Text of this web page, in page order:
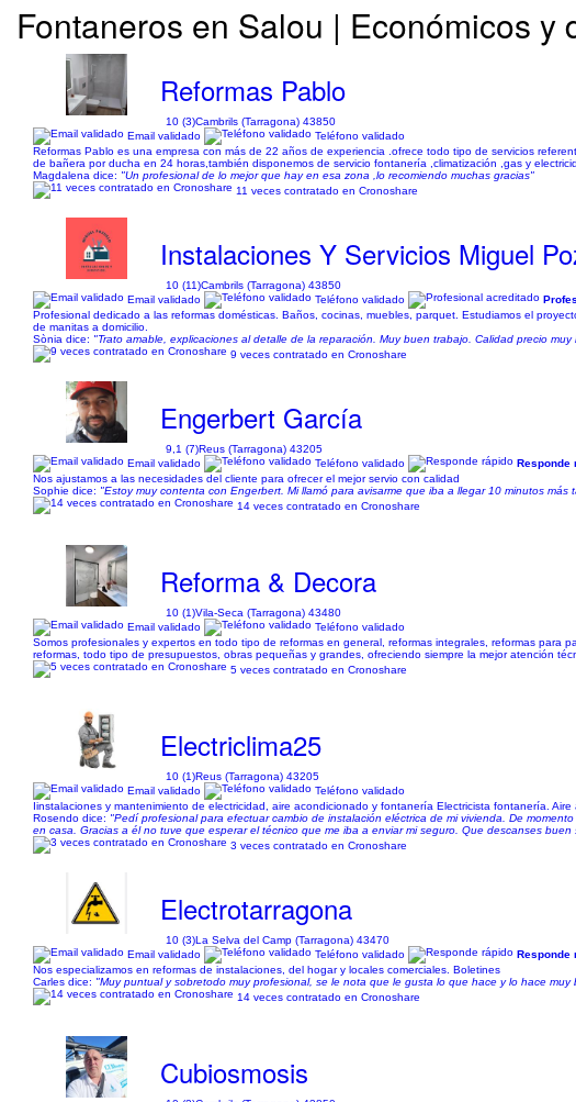
Fontaneros en Salou | Económicos y
Reformas Pablo
10 (3)Cambrils (Tarragona) 43850
Email validado
Teléfono validado
Reformas Pablo es una empresa con más de 22 años de experiencia .ofrece todo tipo de servicios
de bañera por ducha en 24 horas,también disponemos de servicio fontanería ,climatización ,gas y
Magdalena dice: "Un profesional de lo mejor que hay en esa zona ,lo recomiendo muchas gracias"
11 veces contratado en Cronoshare
Instalaciones Y Servicios Miguel
10 (11)Cambrils (Tarragona) 43850
Email validado
Teléfono validado
Profesional dedicado a las reformas domésticas. Baños, cocinas, muebles, parquet. Estudiamos el
de manitas a domicilio.
Sònia dice: "Trato amable, explicaciones al detalle de la reparación. Muy buen trabajo. Calidad precio muy
9 veces contratado en Cronoshare
Engerbert García
9,1 (7)Reus (Tarragona) 43205
Email validado
Teléfono validado
Responde
Nos ajustamos a las necesidades del cliente para ofrecer el mejor servio con calidad
Sophie dice: "Estoy muy contenta con Engerbert. Mi llamó para avisarme que iba a llegar 10 minutos
14 veces contratado en Cronoshare
Reforma & Decora
10 (1)Vila-Seca (Tarragona) 43480
Email validado
Teléfono validado
Somos profesionales y expertos en todo tipo de reformas en general, reformas integrales, reformas para
reformas, todo tipo de presupuestos, obras pequeñas y grandes, ofreciendo siempre la mejor atención
5 veces contratado en Cronoshare
Electriclima25
10 (1)Reus (Tarragona) 43205
Email validado
Teléfono validado
Iinstalaciones y mantenimiento de electricidad, aire acondicionado y fontanería Electricista fontanería.
Rosendo dice: "Pedí profesional para efectuar cambio de instalación eléctrica de mi vivienda. De
en casa. Gracias a él no tuve que esperar el técnico que me iba a enviar mi seguro. Que descanses
3 veces contratado en Cronoshare
Electrotarragona
10 (3)La Selva del Camp (Tarragona) 43470
Email validado
Teléfono validado
Responde
Nos especializamos en reformas de instalaciones, del hogar y locales comerciales. Boletines
Carles dice: "Muy puntual y sobretodo muy profesional, se le nota que le gusta lo que hace y lo hace muy
14 veces contratado en Cronoshare
Cubiosmosis